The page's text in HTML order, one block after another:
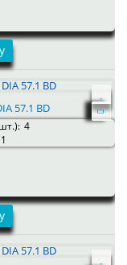
57.1 BD
4
1